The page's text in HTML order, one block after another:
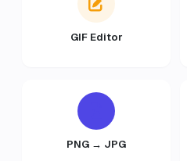
GIF Editor
PNG → JPG